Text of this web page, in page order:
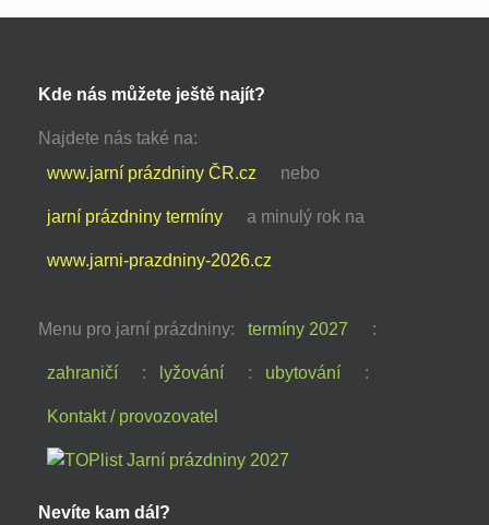
Kde nás můžete ještě najít?
Najdete nás také na:
www.jarní prázdniny ČR.cz
nebo
jarní prázdniny termíny a minulý rok na
www.jarni-prazdniny-2026.cz
Menu pro jarní prázdniny: termíny 2027 :
zahraničí : lyžování : ubytování :
Kontakt / provozovatel
Nevíte kam dál?